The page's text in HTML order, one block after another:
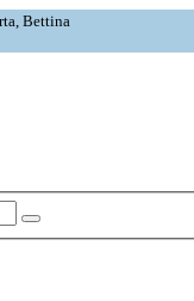
Bettina